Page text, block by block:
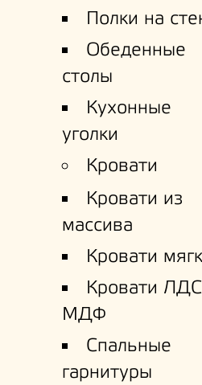
Полки на
Обеденные
столы
Кухонные
уголки
Кровати
Кровати из
массива
Кровати
Кровати
МДФ
Спальные
гарнитуры